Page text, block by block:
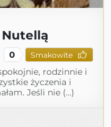
0 Smakowite
rodzinnie i
życzenia i
Jeśli nie (...)